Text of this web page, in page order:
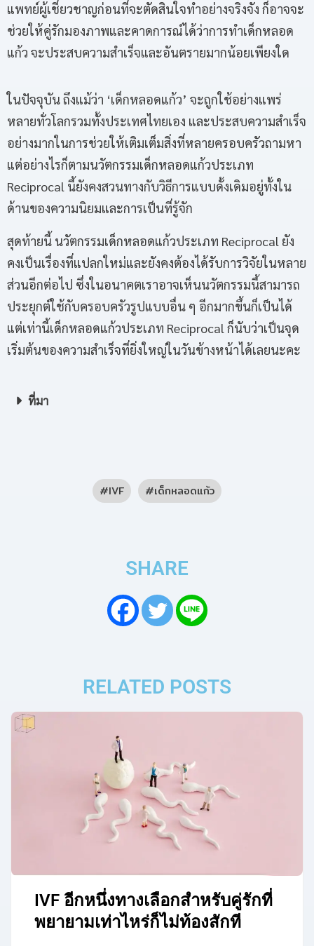
แพทย์ผู้เชี่ยวชาญก่อนที่จะตัดสินใจทำอย่างจริงจัง ก็อาจจะ
ช่วยให้คู่รักมองภาพและคาดการณ์ได้ว่าการทำเด็กหลอด
แก้ว จะประสบความสำเร็จและอันตรายมากน้อยเพียงใด
ในปัจจุบัน ถึงแม้ว่า ‘เด็กหลอดแก้ว’ จะถูกใช้อย่างแพร่
หลายทั่วโลกรวมทั้งประเทศไทยเอง และประสบความสำเร็จ
อย่างมากในการช่วยให้เติมเต็มสิ่งที่หลายครอบครัวถามหา
แต่อย่างไรก็ตามนวัตกรรมเด็กหลอดแก้วประเภท
Reciprocal นี้ยังคงสวนทางกับวิธีการแบบดั้งเดิมอยู่ทั้งใน
ด้านของความนิยมและการเป็นที่รู้จัก
สุดท้ายนี้ นวัตกรรมเด็กหลอดแก้วประเภท Reciprocal ยัง
คงเป็นเรื่องที่แปลกใหม่และยังคงต้องได้รับการวิจัยในหลาย
ส่วนอีกต่อไป ซึ่งในอนาคตเราอาจเห็นนวัตกรรมนี้สามารถ
ประยุกต์ใช้กับครอบครัวรูปแบบอื่น ๆ อีกมากขึ้นก็เป็นได้
แต่เท่านี้เด็กหลอดแก้วประเภท Reciprocal ก็นับว่าเป็นจุด
เริ่มต้นของความสำเร็จที่ยิ่งใหญ่ในวันข้างหน้าได้เลยนะคะ
ที่มา
IVF เด็กหลอดแก้ว
SHARE
RELATED POSTS
IVF อีกหนึ่งทางเลือกสำหรับคู่รักที่
พยายามเท่าไหร่ก็ไม่ท้องสักที